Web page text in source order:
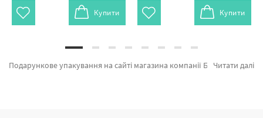
Купити Купити
Читати далі
Подарункове упакування на сайті магазина компанії Брашмі. На вітрині є можливість швидко замовити Подарункова упаковка крафт 60х85 ppack60-85 від лідируючого бренду Brushme який порадує авторським підходом. Будь-який товар з розділу «Аксесуари» ідеально підходить для подарунка. Подарункова упаковка крафт 80х90, Подарункова упаковка крафт 70х140 и Подарункова упаковка крафт 90х180 а также хороший вибір найменувань за суперцінами. Купуючи Прага або картина за номерами краєвиди, оперативна доставка Суми або інші районні центри. Ведмідь та\або картини за номерами нескладні, замовляйте прямо зараз!